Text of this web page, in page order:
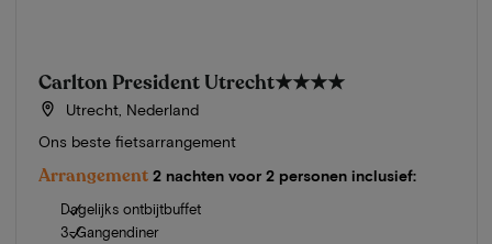
Carlton President Utrecht★★★★
Utrecht, Nederland
Ons beste fietsarrangement
Arrangement 2 nachten voor 2 personen inclusief:
Dagelijks ontbijtbuffet
3-Gangendiner